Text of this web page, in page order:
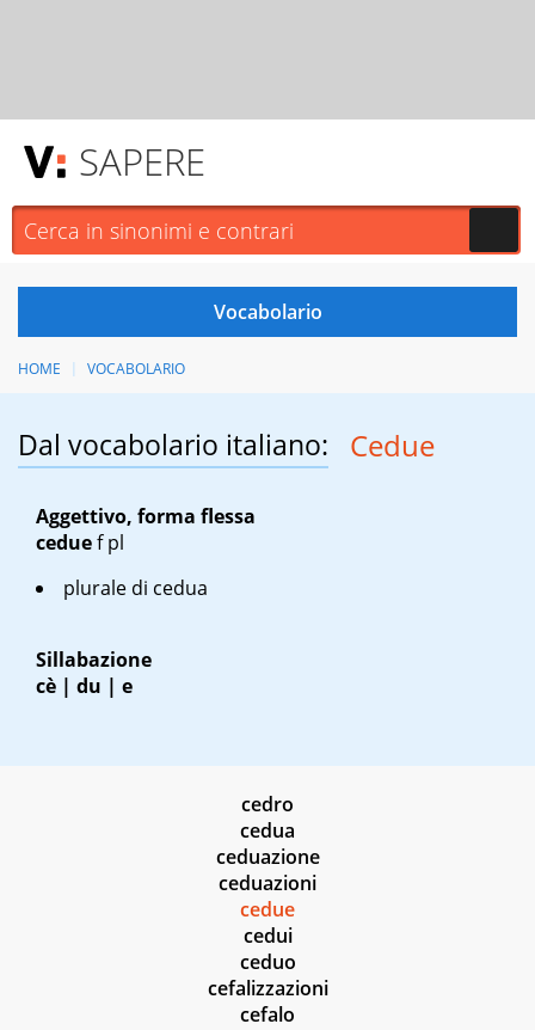
SAPERE
HOME VOCABOLARIO
Dal vocabolario italiano: Cedue
Aggettivo, forma flessa
ceduef pl
plurale di cedua
Sillabazione
cè | du | e
cedro
cedua
ceduazione
ceduazioni
cedue
cedui
ceduo
cefalizzazioni
cefalo